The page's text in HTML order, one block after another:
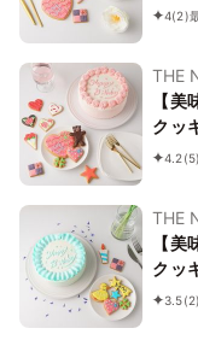
4(2)
THE
【
クッ
ケー
4.2
THE
【
クッ
ケー
3.5